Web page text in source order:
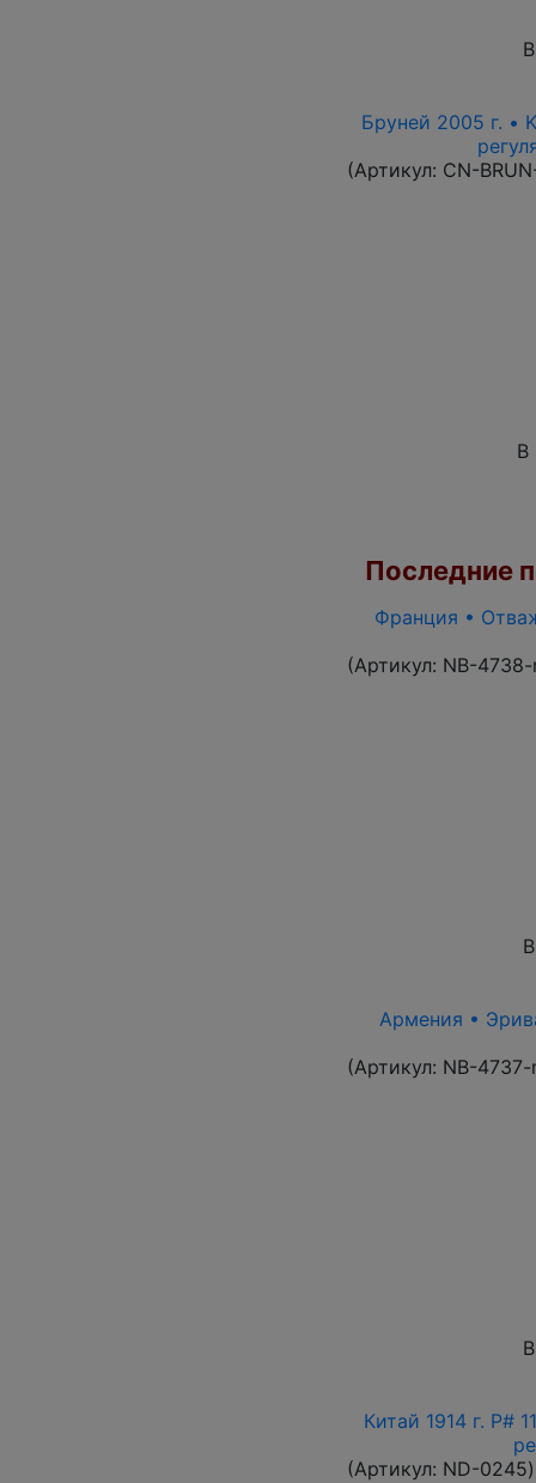
Бруней 2005 г. •
(Артикул: CN-
В
Последние
Франция •
(Артикул: NB-4738-
Армения •
(Артикул: NB-4737-
Китай 1914 г. P#
(Артикул: ND-0245)